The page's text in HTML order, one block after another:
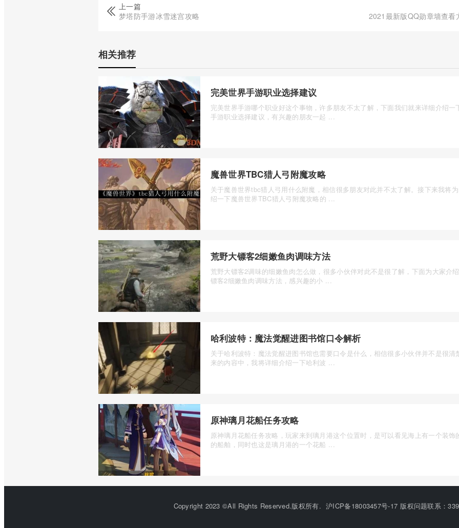
上一篇
梦塔防手游冰雪迷宫攻略
2021最新版QQ勋章墙查看
相关推荐
完美世界手游职业选择建议
完美世界手游哪个职业好这个事物，许多朋友不太了解，下面我们就来详细介绍一
手游职业选择建议，有兴趣的朋友一起 ...
魔兽世界TBC猎人弓附魔攻略
关于魔兽世界tbc猎人弓用什么附魔，相信很多朋友对此并不太了解。接下来我将
绍一下魔兽世界TBC猎人弓附魔攻略的 ...
荒野大镖客2细嫩鱼肉调味方法
荒野大镖客2调味的细嫩鱼肉怎么做，很多小伙伴对此不是很了解，下面为大家介
镖客2细嫩鱼肉调味方法，感兴趣的小 ...
哈利波特：魔法觉醒进图书馆口令解析
关于哈利波特：魔法觉醒进图书馆也需要口令是什么，相信很多小伙伴并不是很清
来的内容中，我将详细介绍一下哈利波 ...
原神璃月花船任务攻略
原神璃月花船任务攻略，玩家来到璃月港这个位置时，是可以看见海上有一个装饰
的船舶，同时也这是璃月港的一个花船 ...
Copyright 2023 ©All Rights Reserved.版权所有. 沪ICP备18003457号-17 版权问题联系：